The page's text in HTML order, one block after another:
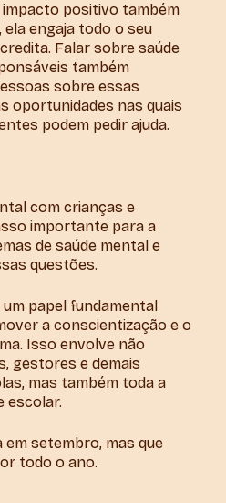
impacto positivo também
ela engaja todo o seu
Falar sobre saúde
também
sobre essas
oportunidades nas quais
podem pedir ajuda.
com crianças e
importante para a
de saúde mental e
questões.
papel fundamental
a conscientização e o
Isso envolve não
gestores e demais
mas também toda a
escolar.
setembro, mas que
todo o ano.